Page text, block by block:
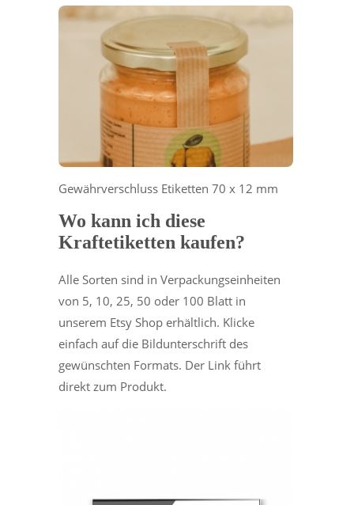
Gewährverschluss Etiketten 70 x 12 mm
Wo kann ich diese
Kraftetiketten kaufen?
Alle Sorten sind in Verpackungseinheiten
von 5, 10, 25, 50 oder 100 Blatt in
unserem Etsy Shop erhältlich. Klicke
einfach auf die Bildunterschrift des
gewünschten Formats. Der Link führt
direkt zum Produkt.